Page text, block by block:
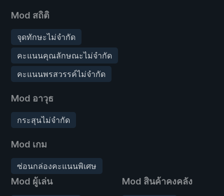
Mod สถิติ
จุดทักษะไม่จำกัด
คะแนนคุณลักษณะไม่จำกัด
คะแนนพรสวรรค์ไม่จำกัด
Mod อาวุธ
กระสุนไม่จำกัด
Mod เกม
ซ่อนกล่องคะแนนพิเศษ
Mod ผู้เล่น Mod สินค้าคงคลัง